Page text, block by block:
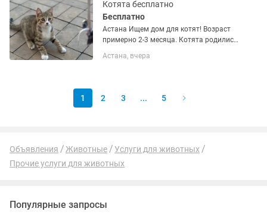
Котята бесплатно
Бесплатно
Астана Ищем дом для котят! Возраст
примерно 2-3 месяца. Котята родились
возле нашего подъезда. Котята
Астана, вчера
1 2 3 ... 5
Объявления Животные
Услуги для животных
Прочие услуги для животных
Популярные запросы